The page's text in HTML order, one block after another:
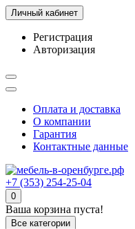
Личный кабинет
Регистрация
Авторизация
Оплата и доставка
О компании
Гарантия
Контактные данные
+7 (353) 254-25-04
0
Ваша корзина пуста!
Все категории